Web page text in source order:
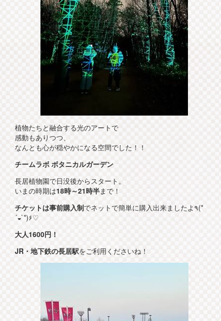
植物たちと融合する光のアートで
感動もありつつ、
なんとも心が穏やかになる空間でした！！
チームラボ ボタニカルガーデン
長居植物園で日没後からスタート。
いまの時期は18時～21時半まで！
チケットは事前購入制でネットで簡単に購入出来ましたよ٩(*
´◒`*)۶♡
大人1600円！
JR・地下鉄の長居駅をご利用くださいね！